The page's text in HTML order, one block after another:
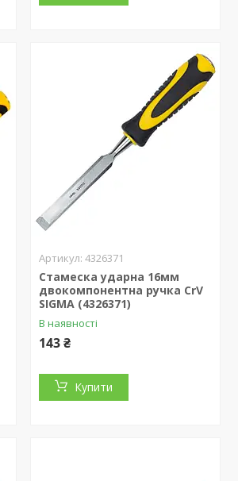
4326371
Стамеска ударна 16мм
двокомпонентна ручка CrV
SIGMA (4326371)
В наявності
143 ₴
Купити